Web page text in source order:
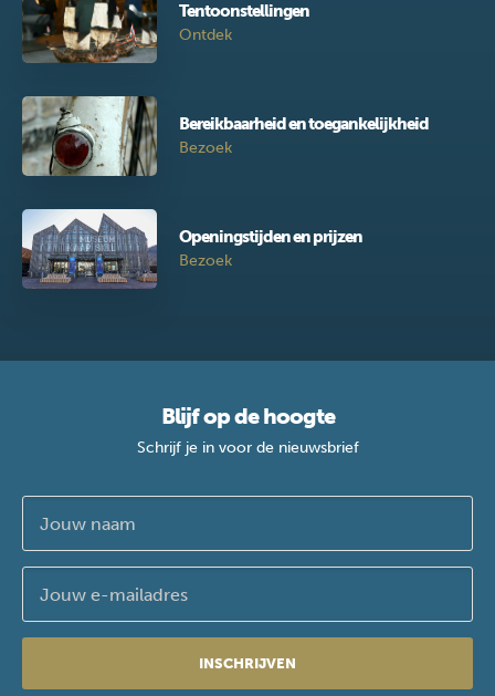
Tentoonstellingen
Ontdek
Bereikbaarheid en toegankelijkheid
Bezoek
Openingstijden en prijzen
Bezoek
Blijf op de hoogte
Schrijf je in voor de nieuwsbrief
INSCHRIJVEN